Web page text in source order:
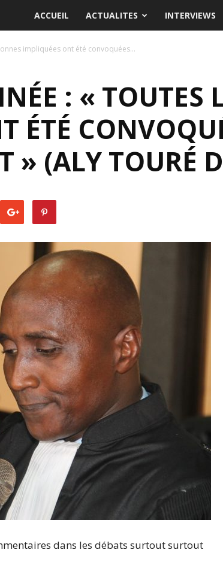
ACCUEIL ACTUALITES INTERVIEWS
impliquées ont été convoquées...
: « TOUTES
ÉTÉ
» (ALY TOURÉ
dans les débats surtout surtout